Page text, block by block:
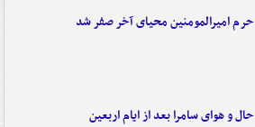
حرم امیرالمومنین محیای آخر صفر شد
حال و هوای سامرا بعد از ایام اربعین